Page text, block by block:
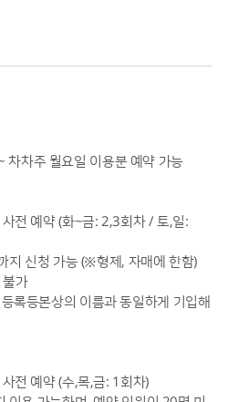
차차주 월요일 이용분 예약 가능
전 예약 (화~금: 2,3회차 / 토,일:
지 신청 가능 (※형제, 자매에 한함)
불가
록등본상의 이름과 동일하게 기입해
전 예약 (수,목,금: 1회차)